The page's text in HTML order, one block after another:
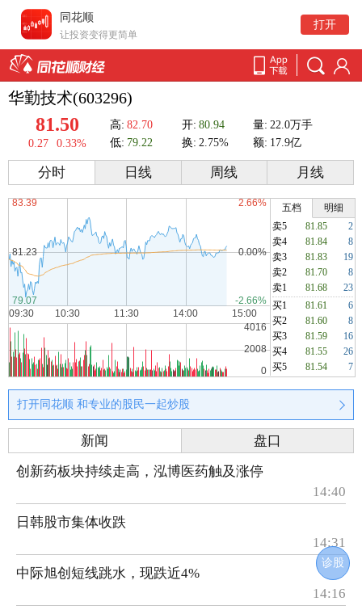
同花顺
让投资变得更简单
打开
华勤技术(603296)
81.50
0.27 0.33%
高: 82.70 开: 80.94 量: 22.0万手
低: 79.22 换: 2.75% 额: 17.9亿
分时 日线 周线 月线
五档
明细
卖5
81.85
2
卖4
81.84
8
卖3
81.83
19
卖2
81.70
8
卖1
81.68
23
买1
81.61
6
买2
81.60
8
买3
81.59
16
买4
81.55
26
买5
81.54 7
打开同花顺 和专业的股民一起炒股
诊股
新闻
盘口
创新药板块持续走高，泓博医药触及涨停
14:40
日韩股市集体收跌
14:31
中际旭创短线跳水，现跌近4%
14:16